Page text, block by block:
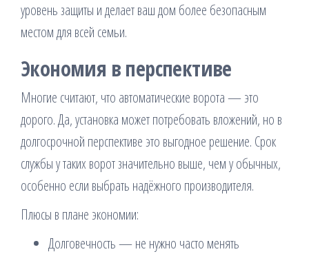
уровень защиты и делает ваш дом более безопасным
местом для всей семьи.
Экономия в перспективе
Многие считают, что автоматические ворота — это
дорого. Да, установка может потребовать вложений, но в
долгосрочной перспективе это выгодное решение. Срок
службы у таких ворот значительно выше, чем у обычных,
особенно если выбрать надёжного производителя.
Плюсы в плане экономии:
Долговечность — не нужно часто менять